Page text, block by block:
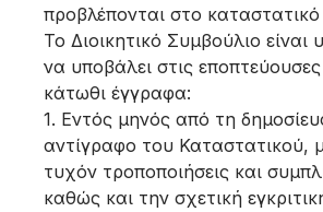
προβλέπονται στο
Το Διοικητικό Συμβούλιο
να υποβάλει στις
κάτωθι έγγραφα:
1. Εντός μηνός από τη
αντίγραφο του Καταστατικού,
τυχόν τροποποιήσεις και
καθώς και την σχετική